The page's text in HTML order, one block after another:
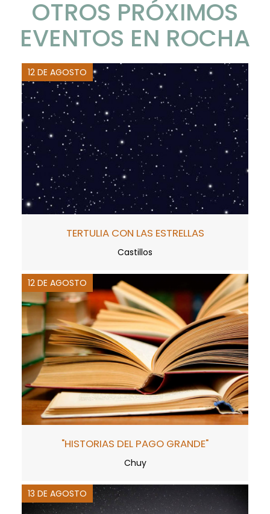
OTROS PRÓXIMOS
EVENTOS EN ROCHA
12 DE AGOSTO
TERTULIA CON LAS ESTRELLAS
Castillos
12 DE AGOSTO
"HISTORIAS DEL PAGO GRANDE"
Chuy
13 DE AGOSTO